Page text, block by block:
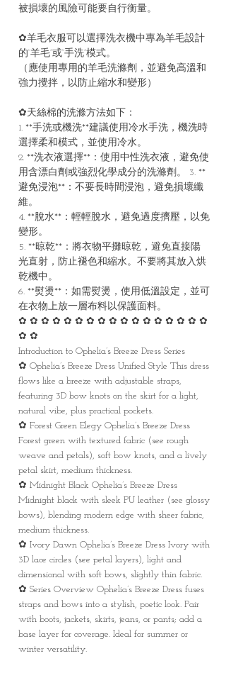
被損壞的風險可能要自行衡量。
✿羊毛衣服可以選擇洗衣機中專為羊毛設計
的“羊毛”或“手洗”模式。
（應使用專用的羊毛洗滌劑，並避免高溫和
強力攪拌，以防止縮水和變形）
✿天絲棉的洗滌方法如下：
1. **手洗或機洗**建議使用冷水手洗，機洗時
選擇柔和模式，並使用冷水。
2. **洗衣液選擇**：使用中性洗衣液，避免使
用含漂白劑或強烈化學成分的洗滌劑。 3. **
避免浸泡**：不要長時間浸泡，避免損壞纖
維。
4. **脫水**：輕輕脫水，避免過度擠壓，以免
變形。
5. **晾乾**：將衣物平攤晾乾，避免直接陽
光直射，防止褪色和縮水。不要將其放入烘
乾機中。
6. **熨燙**：如需熨燙，使用低溫設定，並可
在衣物上放一層布料以保護面料。
✿ ✿ ✿ ✿ ✿ ✿ ✿ ✿ ✿ ✿ ✿ ✿ ✿ ✿ ✿ ✿ ✿
✿ ✿
Introduction to Ophelia’s Breeze Dress Series
✿ Ophelia’s Breeze Dress Unified Style This dress
flows like a breeze with adjustable straps,
featuring 3D bow knots on the skirt for a light,
natural vibe, plus practical pockets.
✿ Forest Green Elegy Ophelia’s Breeze Dress
Forest green with textured fabric (see rough
weave and petals), soft bow knots, and a lively
petal skirt, medium thickness.
✿ Midnight Black Ophelia’s Breeze Dress
Midnight black with sleek PU leather (see glossy
bows), blending modern edge with sheer fabric,
medium thickness.
✿ Ivory Dawn Ophelia’s Breeze Dress Ivory with
3D lace circles (see petal layers), light and
dimensional with soft bows, slightly thin fabric.
✿ Series Overview Ophelia’s Breeze Dress fuses
straps and bows into a stylish, poetic look. Pair
with boots, jackets, skirts, jeans, or pants; add a
base layer for coverage. Ideal for summer or
winter versatility.